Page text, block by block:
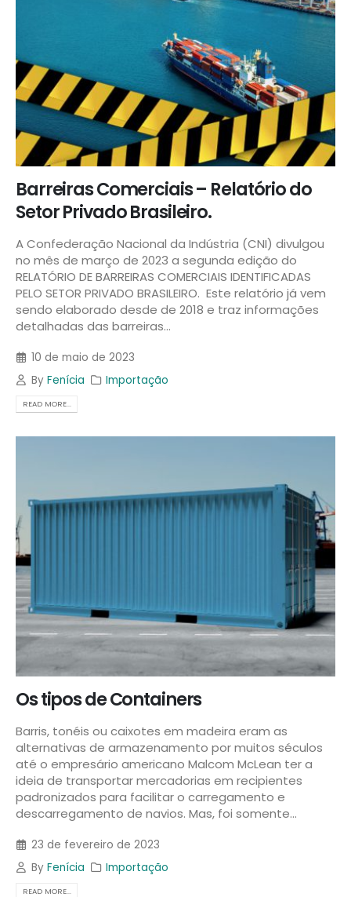
Barreiras Comerciais – Relatório do
Setor Privado Brasileiro.
A Confederação Nacional da Indústria (CNI) divulgou
no mês de março de 2023 a segunda edição do
RELATÓRIO DE BARREIRAS COMERCIAIS IDENTIFICADAS
PELO SETOR PRIVADO BRASILEIRO. Este relatório já vem
sendo elaborado desde de 2018 e traz informações
detalhadas das barreiras...
10 de maio de 2023
By Fenícia Importação
READ MORE...
Os tipos de Containers
Barris, tonéis ou caixotes em madeira eram as
alternativas de armazenamento por muitos séculos
até o empresário americano Malcom McLean ter a
ideia de transportar mercadorias em recipientes
padronizados para facilitar o carregamento e
descarregamento de navios. Mas, foi somente...
23 de fevereiro de 2023
By Fenícia Importação
READ MORE...